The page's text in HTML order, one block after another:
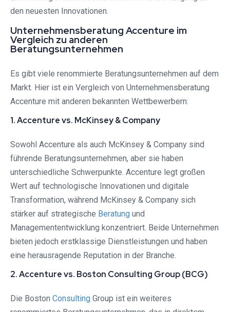
den neuesten Innovationen.
Unternehmensberatung Accenture im
Vergleich zu anderen
Beratungsunternehmen
Es gibt viele renommierte Beratungsunternehmen auf dem
Markt. Hier ist ein Vergleich von Unternehmensberatung
Accenture mit anderen bekannten Wettbewerbern:
1. Accenture vs. McKinsey & Company
Sowohl Accenture als auch McKinsey & Company sind
führende Beratungsunternehmen, aber sie haben
unterschiedliche Schwerpunkte. Accenture legt großen
Wert auf technologische Innovationen und digitale
Transformation, während McKinsey & Company sich
stärker auf strategische Beratung und
Managemententwicklung konzentriert. Beide Unternehmen
bieten jedoch erstklassige Dienstleistungen und haben
eine herausragende Reputation in der Branche.
2. Accenture vs. Boston Consulting Group (BCG)
Die Boston Consulting Group ist ein weiteres